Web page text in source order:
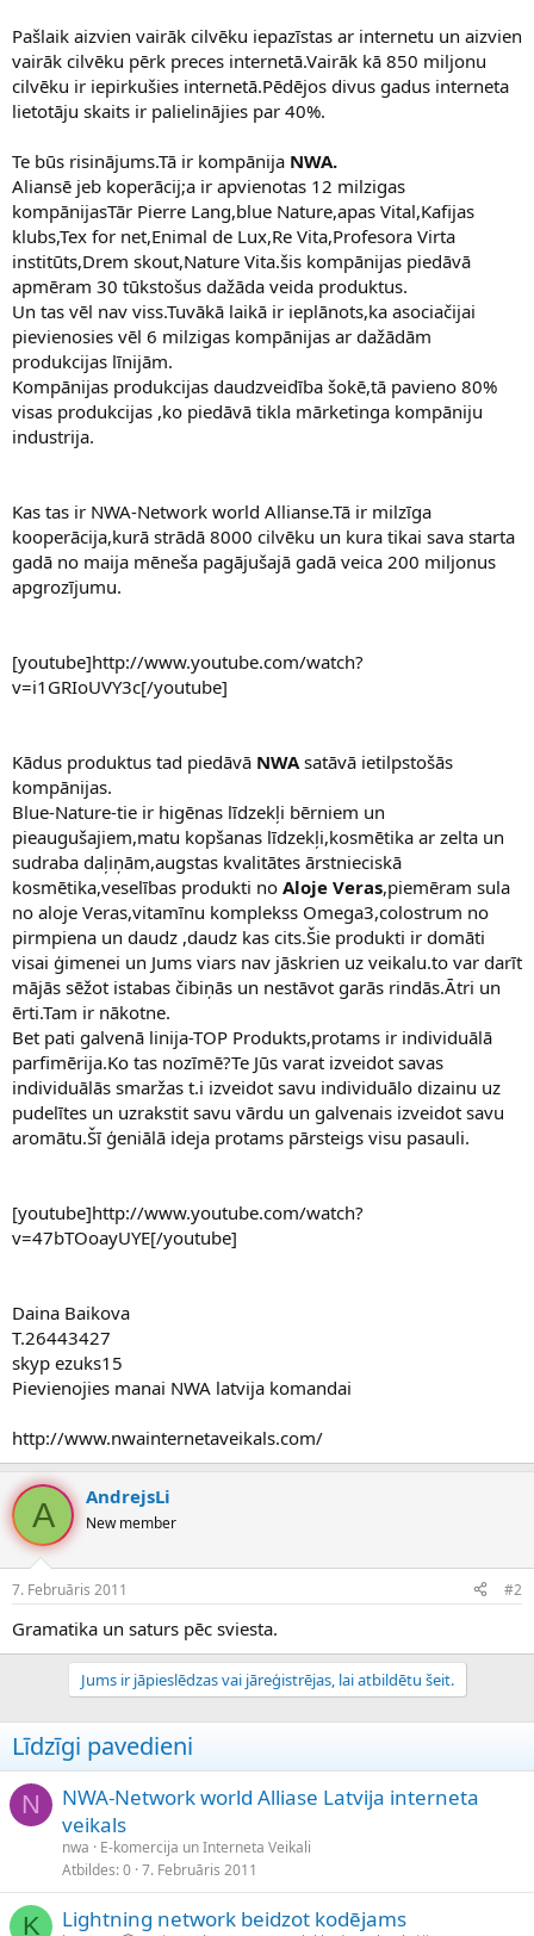
Pašlaik aizvien vairāk cilvēku iepazīstas ar internetu un aizvien
vairāk cilvēku pērk preces internetā.Vairāk kā 850 miljonu
cilvēku ir iepirkušies internetā.Pēdējos divus gadus interneta
lietotāju skaits ir palielinājies par 40%.
Te būs risinājums.Tā ir kompānija NWA.
Aliansē jeb koperācij;a ir apvienotas 12 milzigas
kompānijasTār Pierre Lang,blue Nature,apas Vital,Kafijas
klubs,Tex for net,Enimal de Lux,Re Vita,Profesora Virta
institūts,Drem skout,Nature Vita.šis kompānijas piedāvā
apmēram 30 tūkstošus dažāda veida produktus.
Un tas vēl nav viss.Tuvākā laikā ir ieplānots,ka asociačijai
pievienosies vēl 6 milzigas kompānijas ar dažādām
produkcijas līnijām.
Kompānijas produkcijas daudzveidība šokē,tā pavieno 80%
visas produkcijas ,ko piedāvā tikla mārketinga kompāniju
industrija.
Kas tas ir NWA-Network world Allianse.Tā ir milzīga
kooperācija,kurā strādā 8000 cilvēku un kura tikai sava starta
gadā no maija mēneša pagājušajā gadā veica 200 miljonus
apgrozījumu.
[youtube]http://www.youtube.com/watch?
v=i1GRIoUVY3c[/youtube]
Kādus produktus tad piedāvā NWAsatāvā ietilpstošās
kompānijas.
Blue-Nature-tie ir higēnas līdzekļi bērniem un
pieaugušajiem,matu kopšanas līdzekļi,kosmētika ar zelta un
sudraba daļiņām,augstas kvalitātes ārstnieciskā
kosmētika,veselības produkti no Aloje Veras,piemēram sula
no aloje Veras,vitamīnu komplekss Omega3,colostrum no
pirmpiena un daudz ,daudz kas cits.Šie produkti ir domāti
visai ģimenei un Jums viars nav jāskrien uz veikalu.to var darīt
mājās sēžot istabas čibiņās un nestāvot garās rindās.Ātri un
ērti.Tam ir nākotne.
Bet pati galvenā linija-TOP Produkts,protams ir individuālā
parfimērija.Ko tas nozīmē?Te Jūs varat izveidot savas
individuālās smaržas t.i izveidot savu individuālo dizainu uz
pudelītes un uzrakstit savu vārdu un galvenais izveidot savu
aromātu.Šī ģeniālā ideja protams pārsteigs visu pasauli.
[youtube]http://www.youtube.com/watch?
v=47bTOoayUYE[/youtube]
Daina Baikova
T.26443427
skyp ezuks15
Pievienojies manai NWA latvija komandai
http://www.nwainternetaveikals.com/
A AndrejsLi
New member
7. Februāris 2011 #2
Gramatika un saturs pēc sviesta.
Jums ir jāpieslēdzas vai jāreģistrējas, lai atbildētu šeit.
Līdzīgi pavedieni
N
NWA-Network world Alliase Latvija interneta
veikals
nwa
E-komercija un Interneta Veikali
Atbildes 0 7. Februāris 2011
K Lightning network beidzot kodējams